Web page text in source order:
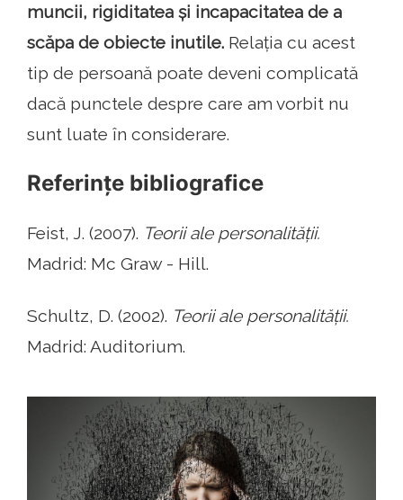
muncii, rigiditatea și incapacitatea de a
scăpa de obiecte inutile. Relația cu acest
tip de persoană poate deveni complicată
dacă punctele despre care am vorbit nu
sunt luate în considerare.
Referințe bibliografice
Feist, J. (2007). Teorii ale personalității.
Madrid: Mc Graw - Hill.
Schultz, D. (2002). Teorii ale personalității.
Madrid: Auditorium.